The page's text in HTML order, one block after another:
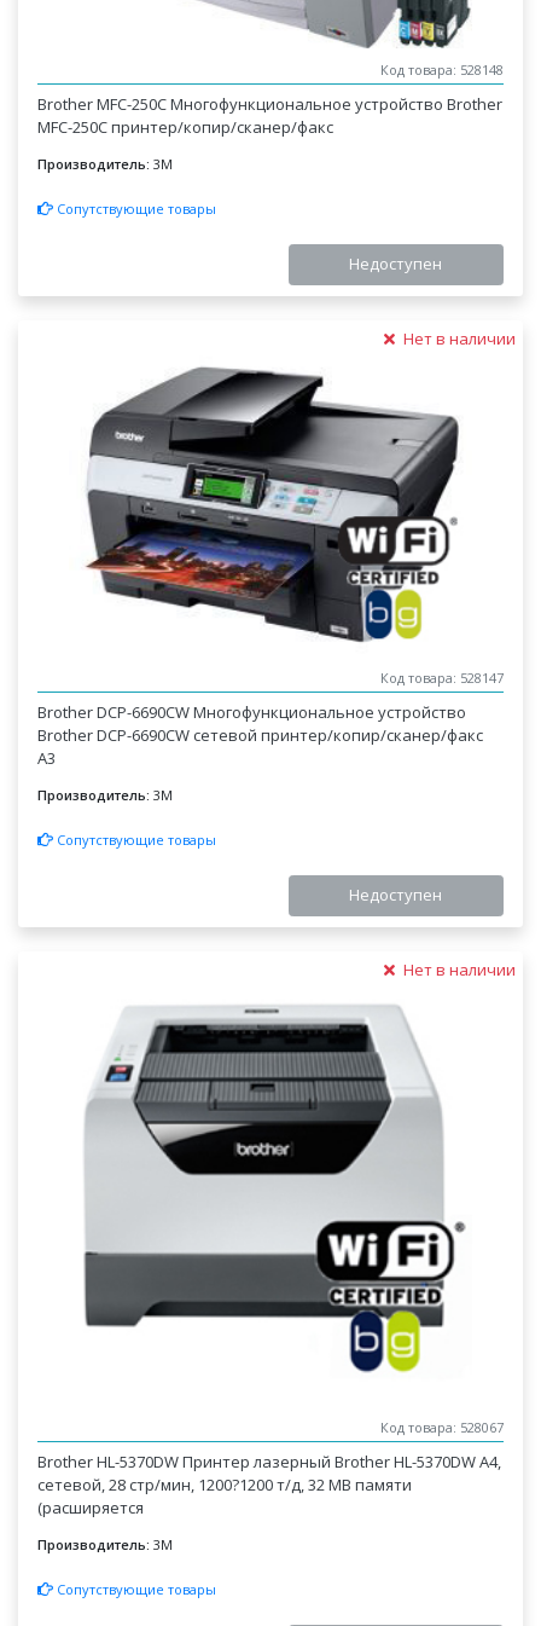
Код товара: 528148
Brother MFC-250C Многофункциональное устройство Brother
MFC-250C принтер/копир/сканер/факс
Производитель: 3M
Сопутствующие товары
Недоступен
Нет в наличии
Код товара: 528147
Brother DCP-6690CW Многофункциональное устройство
Brother DCP-6690CW сетевой принтер/копир/сканер/факс
А3
Производитель: 3M
Сопутствующие товары
Недоступен
Нет в наличии
Код товара: 528067
Brother HL-5370DW Принтер лазерный Brother HL-5370DW А4,
сетевой, 28 стр/мин, 1200?1200 т/д, 32 MB памяти
(расширяется
Производитель: 3M
Сопутствующие товары